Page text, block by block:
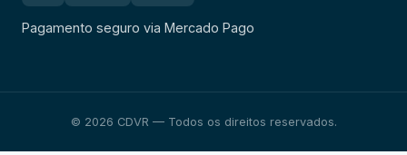
Pagamento seguro via Mercado Pago
© 2026 CDVR — Todos os direitos reservados.